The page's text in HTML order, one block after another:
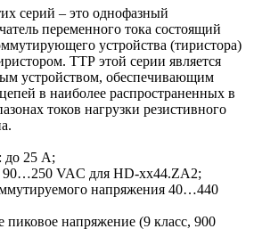
серий – это однофазный
переменного тока состоящий
устройства (тиристора)
ТТР этой серии является
устройством, обеспечивающим
в наиболее распространенных в
токов нагрузки резистивного
до 25 А;
VAC для HD-xx44.ZA2;
напряжения 40…440
пиковое напряжение (9 класс, 900